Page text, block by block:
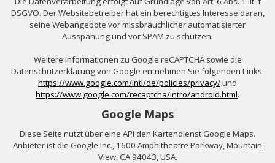
DSGVO. Der Websitebetreiber hat ein berechtigtes Interesse daran,
seine Webangebote vor missbräuchlicher automatisierter
Ausspähung und vor SPAM zu schützen.
Weitere Informationen zu Google reCAPTCHA sowie die
Datenschutzerklärung von Google entnehmen Sie folgenden Links:
https://www.google.com/intl/de/policies/privacy/und
https://www.google.com/recaptcha/intro/android.html.
Google Maps
Diese Seite nutzt über eine API den Kartendienst Google Maps.
Anbieter ist die Google Inc., 1600 Amphitheatre Parkway, Mountain
View, CA 94043, USA.